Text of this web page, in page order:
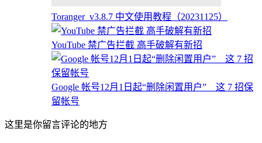
Toranger_v3.8.7 中文使用教程（20231125）
YouTube 禁广告拦截 高手破解有新招
Google 帐号12月1日起“删除闲置用户” 这 7 招保
留帐号
这里是你留言评论的地方